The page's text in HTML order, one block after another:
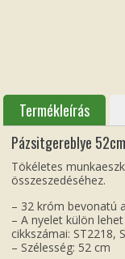
Termékleírás
Pázsitgereblye 52cm
Tökéletes
összeszedéséhez.
– 32 króm bevonatú
– A nyelet külön
cikkszámai: ST2218,
– Szélesség: 52 cm